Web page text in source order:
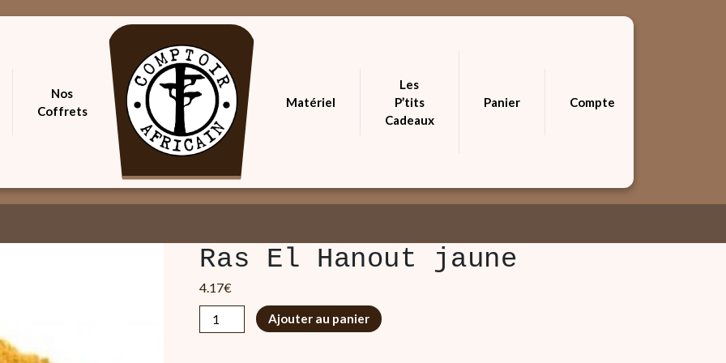
Nos
Coffrets
Matériel
Les
P’tits
Cadeaux
Panier Compte
Ras El Hanout jaune
4.17€
quantité
de
Ajouter au panier